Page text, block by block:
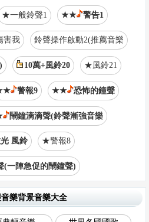
★一般鈴聲1 ★★ 警告1
害我 鈴聲操作啟動2(推薦音樂
10萬+風鈴20 ★風鈴21
警報9 ★★ 恐怖的鐘聲
鬧鐘滴滴聲(鈴聲漸強音樂
風鈴 ★警報8
(一陣急促的鬧鐘聲)
樂背景音樂大全